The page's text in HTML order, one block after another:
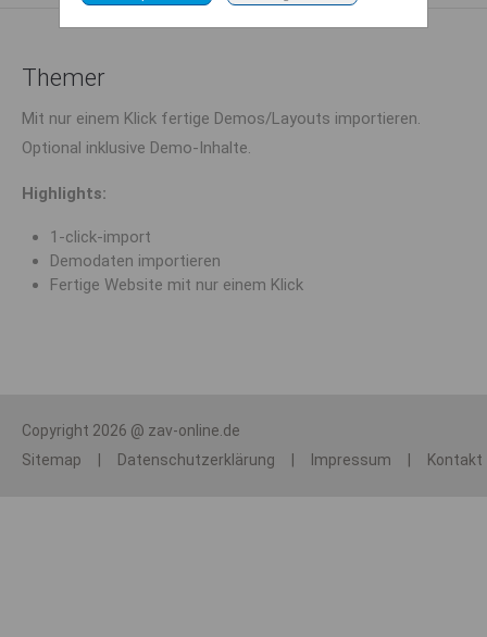
Themer
Mit nur einem Klick fertige Demos/Layouts importieren.
Optional inklusive Demo-Inhalte.
Highlights:
1-click-import
Demodaten importieren
Fertige Website mit nur einem Klick
Copyright 2026 @ zav-online.de
Sitemap
Datenschutzerklärung Impressum Kontakt